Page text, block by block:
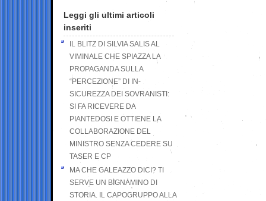
Leggi gli ultimi articoli
inseriti
IL BLITZ DI SILVIA SALIS AL
VIMINALE CHE SPIAZZA LA
PROPAGANDA SULLA
“PERCEZIONE” DI IN-
SICUREZZA DEI SOVRANISTI:
SI FA RICEVERE DA
PIANTEDOSI E OTTIENE LA
COLLABORAZIONE DEL
MINISTRO SENZA CEDERE SU
TASER E CP
MA CHE GALEAZZO DICI? TI
SERVE UN BIGNAMINO DI
STORIA. IL CAPOGRUPPO ALLA